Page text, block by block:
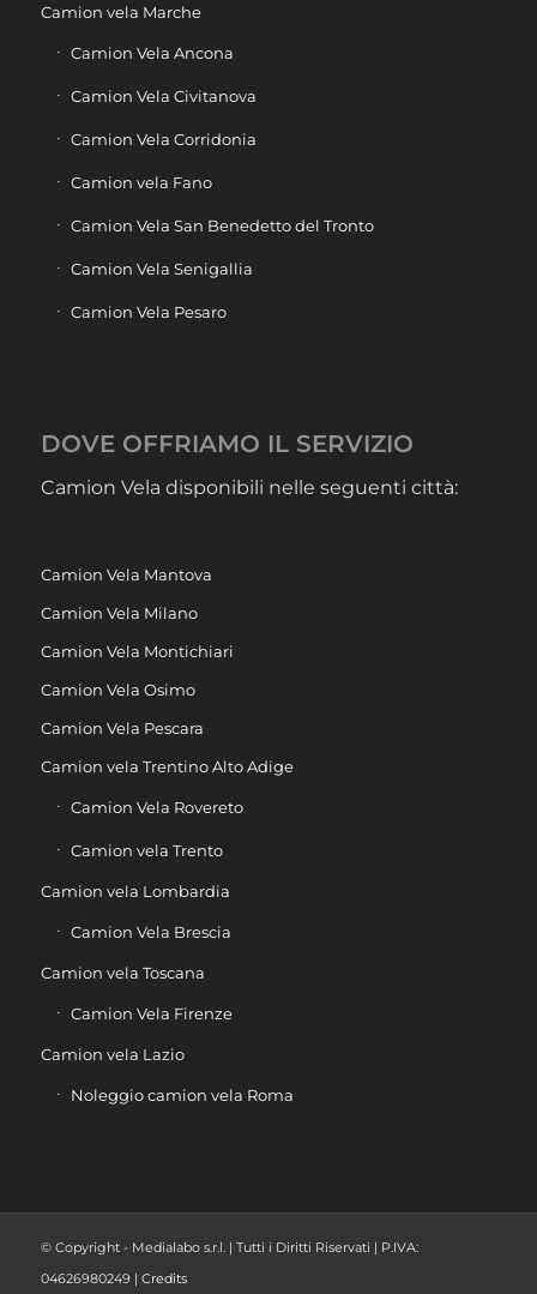
Camion vela Marche
Camion Vela Ancona
Camion Vela Civitanova
Camion Vela Corridonia
Camion vela Fano
Camion Vela San Benedetto del Tronto
Camion Vela Senigallia
Camion Vela Pesaro
DOVE OFFRIAMO IL SERVIZIO
Camion Vela disponibili nelle seguenti città:
Camion Vela Mantova
Camion Vela Milano
Camion Vela Montichiari
Camion Vela Osimo
Camion Vela Pescara
Camion vela Trentino Alto Adige
Camion Vela Rovereto
Camion vela Trento
Camion vela Lombardia
Camion Vela Brescia
Camion vela Toscana
Camion Vela Firenze
Camion vela Lazio
Noleggio camion vela Roma
© Copyright - Medialabo s.r.l. | Tutti i Diritti Riservati | P.IVA:
04626980249 | Credits